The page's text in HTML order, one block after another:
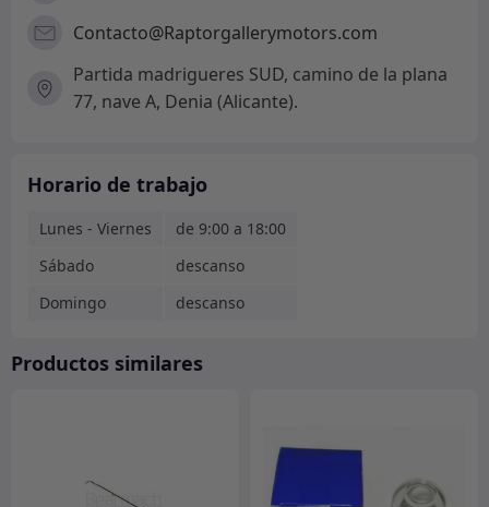
Contacto@Raptorgallerymotors.com
Partida madrigueres SUD, camino de la plana
77, nave A, Denia (Alicante).
Horario de trabajo
Lunes - Viernes
de 9:00 a 18:00
Sábado
descanso
Domingo
descanso
Productos similares